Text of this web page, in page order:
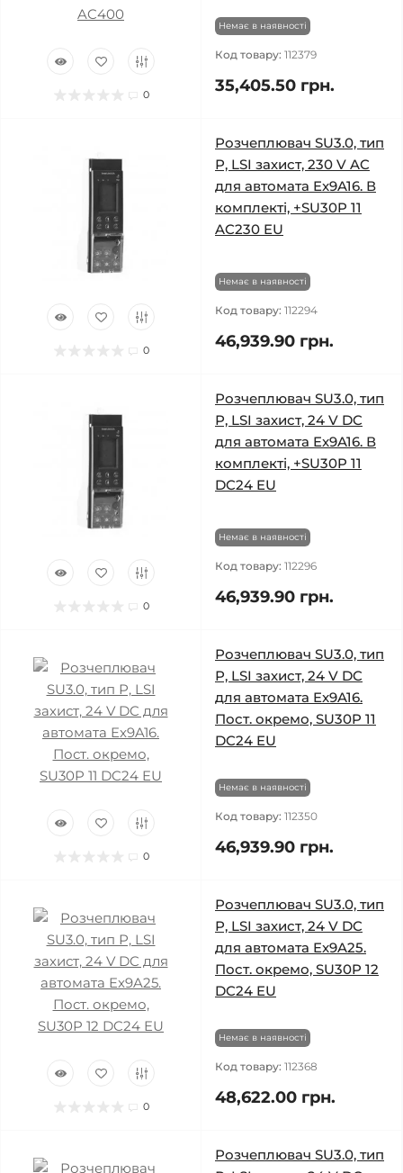
0
Немає в наявності
Код товару: 112379
35,405.50 грн.
0
Розчеплювач SU3.0, тип
Р, LSI захист, 230 V AC
для автомата Ex9A16. В
комплекті, +SU30P 11
AC230 EU
Немає в наявності
Код товару: 112294
46,939.90 грн.
0
Розчеплювач SU3.0, тип
Р, LSI захист, 24 V DC
для автомата Ex9A16. В
комплекті, +SU30P 11
DC24 EU
Немає в наявності
Код товару: 112296
46,939.90 грн.
0
Розчеплювач SU3.0, тип
Р, LSI захист, 24 V DC
для автомата Ex9A16.
Пост. окремо, SU30P 11
DC24 EU
Немає в наявності
Код товару: 112350
46,939.90 грн.
0
Розчеплювач SU3.0, тип
Р, LSI захист, 24 V DC
для автомата Ex9A25.
Пост. окремо, SU30P 12
DC24 EU
Немає в наявності
Код товару: 112368
48,622.00 грн.
Розчеплювач SU3.0, тип